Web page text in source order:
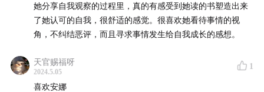
她分享自我观察的过程里，真的有感受到她读的书塑造出来
了她认可的自我，很舒适的感觉。很喜欢她看待事情的视
角，不纠结恶评，而且寻求事情发生给自我成长的感想。
天官赐福呀
2024.5.05
1
喜欢安娜